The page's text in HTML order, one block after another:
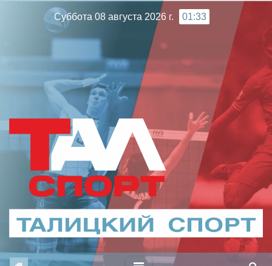
Суббота 08 августа 2026 г. 01:33